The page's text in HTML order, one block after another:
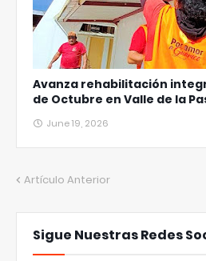
Avanza rehabilitación
de Octubre en Valle de la
June 19, 2026
Artículo Anterior
Sigue Nuestras Redes